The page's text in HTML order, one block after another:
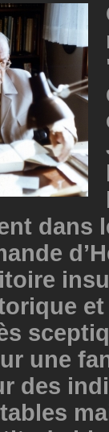
dans
et
une
des